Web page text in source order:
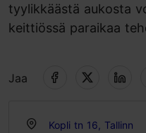
tyylikkäästä aukosta
keittiössä paraikaa
Jaa
Kopli tn 16, Tallinn